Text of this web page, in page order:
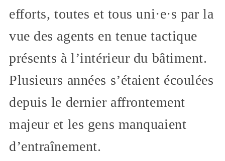
efforts, toutes et tous uni·e·s par la
vue des agents en tenue tactique
présents à l’intérieur du bâtiment.
Plusieurs années s’étaient écoulées
depuis le dernier affrontement
majeur et les gens manquaient
d’entraînement.